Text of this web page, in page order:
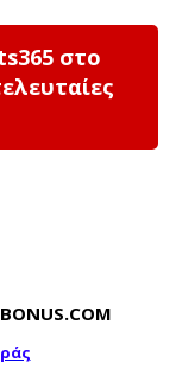
στο